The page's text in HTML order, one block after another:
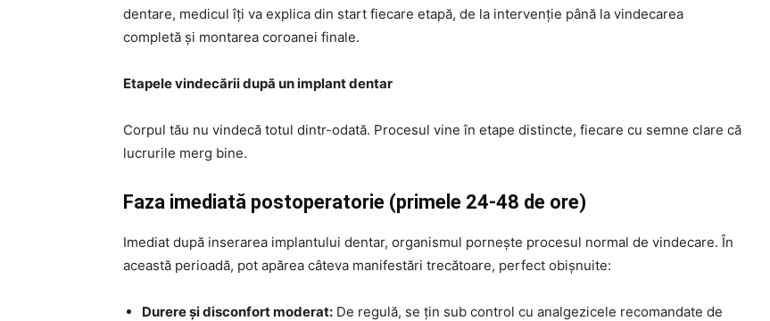
dentare, medicul îți va explica din start fiecare etapă, de la intervenție până la vindecarea
completă și montarea coroanei finale.
Etapele vindecării după un implant dentar
Corpul tău nu vindecă totul dintr-odată. Procesul vine în etape distincte, fiecare cu semne clare că
lucrurile merg bine.
Faza imediată postoperatorie (primele 24-48 de ore)
Imediat după inserarea implantului dentar, organismul pornește procesul normal de vindecare. În
această perioadă, pot apărea câteva manifestări trecătoare, perfect obișnuite:
Durere și disconfort moderat: De regulă, se țin sub control cu analgezicele recomandate de